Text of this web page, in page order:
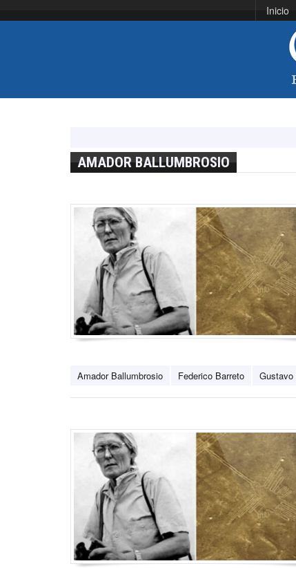
Inicio
AMADOR BALLUMBROSIO
Amador Ballumbrosio Federico Barreto Gustavo